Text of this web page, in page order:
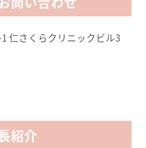
仁さくらクリニックビル3
紹介